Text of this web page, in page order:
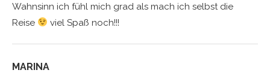
Wahnsinn ich fühl mich grad als mach ich selbst die
Reise
viel Spaß noch!!!
MARINA